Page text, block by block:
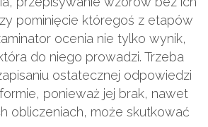
pominięcie któregoś z etapów
ocenia nie tylko wynik,
do niego prowadzi. Trzeba
ostatecznej odpowiedzi
ponieważ jej brak, nawet
obliczeniach, może skutkować